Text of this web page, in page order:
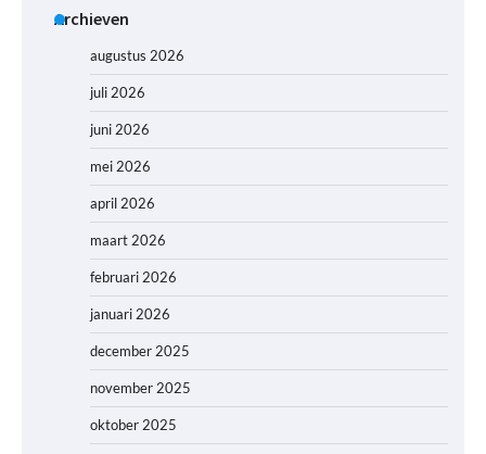
Archieven
augustus 2026
juli 2026
juni 2026
mei 2026
april 2026
maart 2026
februari 2026
januari 2026
december 2025
november 2025
oktober 2025